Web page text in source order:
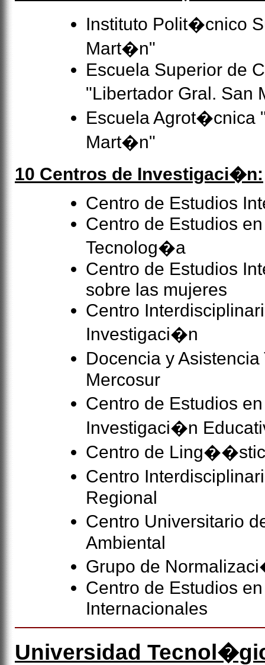
Instituto Polit�cnico
Mart�n"
Escuela Superior de
"Libertador Gral. San
Escuela Agrot�cnica
Mart�n"
10 Centros de Investigaci�n:
Centro de Estudios
Centro de Estudios
Tecnolog�a
Centro de Estudios
sobre las mujeres
Centro
Investigaci�n
Docencia y
Mercosur
Centro de Estudios
Investigaci�n
Centro de
Centro
Regional
Centro Universitario
Ambiental
Grupo de
Centro de Estudios
Internacionales
Universidad